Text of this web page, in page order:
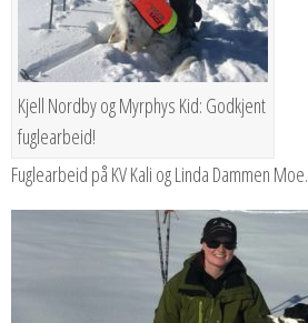
Kjell Nordby og Myrphys Kid: Godkjent
fuglearbeid!
Fuglearbeid på KV Kali og Linda Dammen Moe.